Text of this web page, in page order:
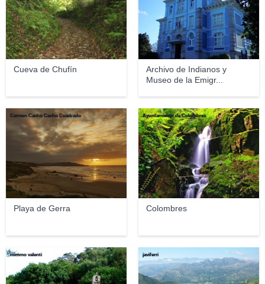
Cueva de Chufín
Archivo de Indianos y
Museo de la Emigr...
Playa de Gerra
Carmen Cacho Cacho Cuadrado
Colombres
Ayuntamiento de Colombres
mimmo valenti javiferri